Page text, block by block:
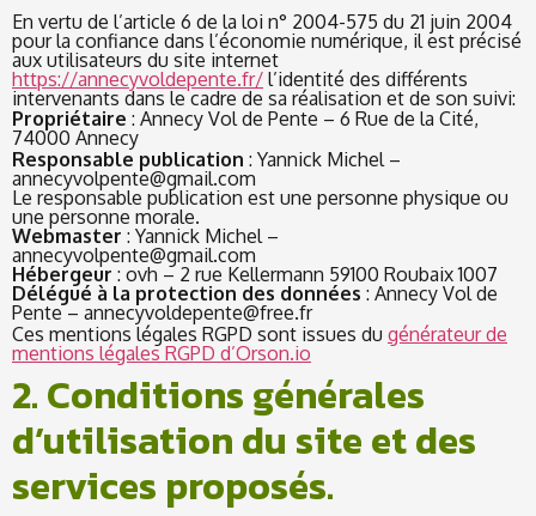
En vertu de l’article 6 de la loi n° 2004-575 du 21 juin 2004
pour la confiance dans l’économie numérique, il est précisé
aux utilisateurs du site internet
https://annecyvoldepente.fr/ l’identité des différents
intervenants dans le cadre de sa réalisation et de son suivi:
Propriétaire : Annecy Vol de Pente – 6 Rue de la Cité,
74000 Annecy
Responsable publication : Yannick Michel –
annecyvolpente@gmail.com
Le responsable publication est une personne physique ou
une personne morale.
Webmaster : Yannick Michel –
annecyvolpente@gmail.com
Hébergeur : ovh – 2 rue Kellermann 59100 Roubaix 1007
Délégué à la protection des données : Annecy Vol de
Pente – annecyvoldepente@free.fr
Ces mentions légales RGPD sont issues du générateur de
mentions légales RGPD d’Orson.io
2. Conditions générales
d’utilisation du site et des
services proposés.